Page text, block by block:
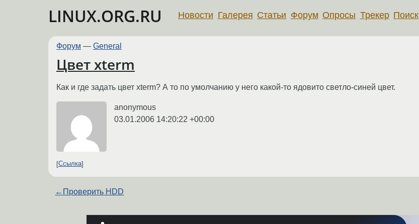
LINUX.ORG.RU Новости Галерея Статьи Форум Опросы Трекер Поиск
Форум — General
Цвет xterm
Как и где задать цвет xterm? А то по умолчанию у него какой-то ядовито светло-синей цвет.
anonymous
03.01.2006 14:20:22 +00:00
Ссылка
← Проверить HDD